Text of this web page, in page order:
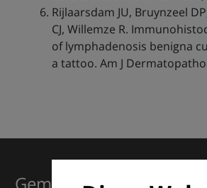
Rijlaarsdam JU, Bruynzeel
CJ, Willemze R.
of lymphadenosis benigna
a tattoo. Am J